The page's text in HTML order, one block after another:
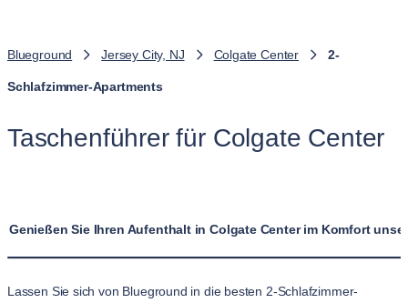
Blueground Jersey City, NJ Colgate Center 2-
Schlafzimmer-Apartments
Taschenführer für Colgate Center
Genießen Sie Ihren Aufenthalt in Colgate Center im Komfort
Lassen Sie sich von Blueground in die besten 2-Schlafzimmer-